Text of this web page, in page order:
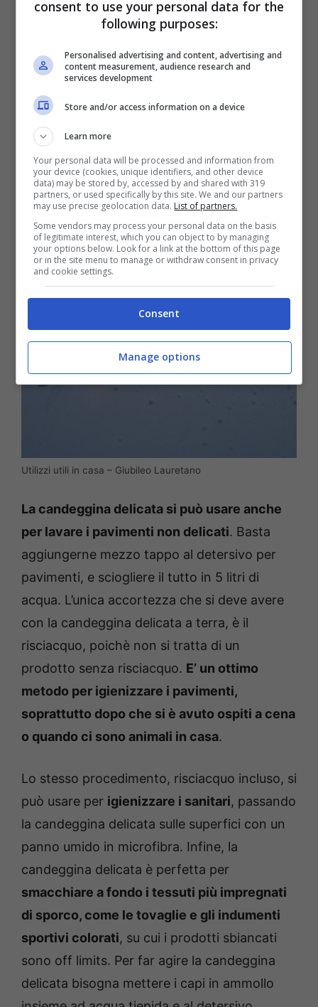
Un prodotto portentoso
Utilizzi utili in casa – Giubileo Lauretano
La candeggina delicata si può usare anche
per lavare i pavimenti non delicati. Basta
aggiungerne mezzo tappo al detersivo per
pavimenti, e sciogliere il tutto in 5 litri di
acqua. L’unica accortezza che si deve avere
con la candeggina delicata a terra, è il
risciacquo, poichè non si tratta di un
prodotto senza risciacquo. E’ un ottimo
metodo per igienizzare i pavimenti,
soprattutto dopo che si è avuto ospiti a cena
o quando ci sono animali in casa.
Lo stesso procedimento, risciacquo incluso, si
può usare per igienizzare i sanitari, passando
la candeggina delicata sulle superfici con un
panno umido in microfibra. Infine, la
candeggina delicata è perfetta per
smacchiare a fondo i tessuti più impregnati
di sporco, come le tovaglie e gli indumenti
sportivi colorati, su cui i prodotti sbiancati
sono off limits. Per far agire la candeggina
delicata bisogna mettere i capi in ammollo
consent to use your personal data for the
following purposes:
Personalised advertising and content, advertising and
content measurement, audience research and
services development
Store and/or access information on a device
Learn more
Your personal data will be processed and information from
your device (cookies, unique identifiers, and other device
data) may be stored by, accessed by and shared with 319
partners, or used specifically by this site. We and our partners
may use precise geolocation data. List of partners.
Some vendors may process your personal data on the basis
of legitimate interest, which you can object to by managing
your options below. Look for a link at the bottom of this page
or in the site menu to manage or withdraw consent in privacy
and cookie settings.
Consent
Manage options